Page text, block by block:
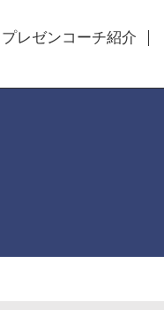
プレゼンコーチ紹介